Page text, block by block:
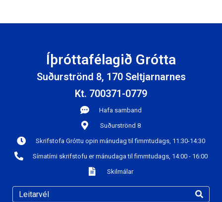
Íþróttafélagið Grótta
Suðurströnd 8, 170 Seltjarnarnes
Kt. 700371-0779
Hafa samband
Suðurströnd 8
Skrifstofa Gróttu opin mánudag til fimmtudags, 11:30-14:30
Símatími skrifstofu er mánudaga til fimmtudags, 14:00 - 16:00
Skilmálar